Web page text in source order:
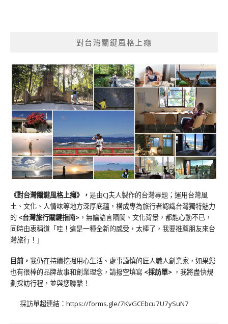
對台灣關鍵風格上癮
《對台灣關鍵風格上癮》 ， 是由CJ夫人製作的台灣專題；運用台灣風
土、文化、人情味等地方深厚底蘊，構成專為旅行者認識台灣獨特魅力
的 <台灣旅行關鍵指南> ，無論語言隔閡、文化背景，都能心動不已，
同時由衷稱道「哇！這是一種全新的感受，太棒了，我要推薦朋友來台
灣旅行！」
目前， 我仍在持續挖掘用心生活、處事謹慎的匠人職人創業家，如果您
也有很棒的品牌故事和創業理念，請撥空填寫 <採訪單> ，我將盡快規
劃採訪行程，並與您聯繫！
採訪單超連結： https://forms.gle/7KvGCEbcu7U7ySuN7